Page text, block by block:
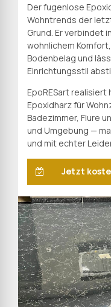
Der fugenlose
Wohntrends der
Grund. Er verbindet
wohnlichem
Bodenbelag und
Einrichtungsstil
EpoRESart
Epoxidharz für
Badezimmer, Flure
und Umgebung —
und mit echter
Jetzt